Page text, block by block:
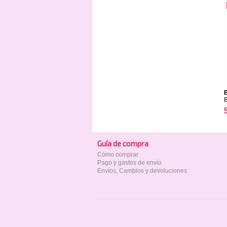
Guía de compra
Cómo comprar
Pago y gastos de envío
Envíos, Cambios y devoluciones